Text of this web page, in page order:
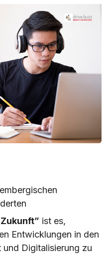
ist es,
Entwicklungen in den
und Digitalisierung zu